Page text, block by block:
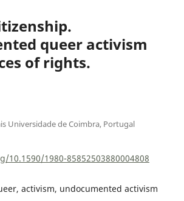
queer activism
of rights.
Universidade de Coimbra, Portugal
10.1590/1980-85852503880004808
activism, undocumented activism